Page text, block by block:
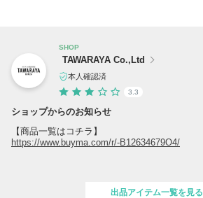
SHOP
TAWARAYA Co.,Ltd
本人確認済
3.3
ショップからのお知らせ
【商品一覧はコチラ】
https://www.buyma.com/r/-B12634679O4/
出品アイテム一覧を見る